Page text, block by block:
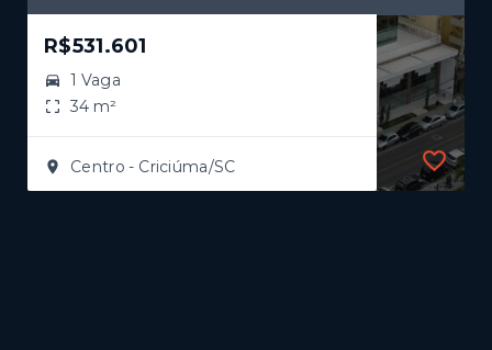
R$531.601
1 Vaga
34 m²
Centro - Criciúma/SC